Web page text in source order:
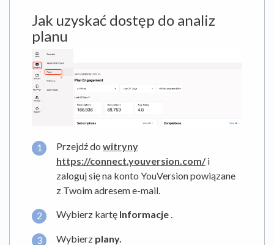
Jak uzyskać dostęp do analiz
planu
Przejdź do witryny
https://connect.youversion.com/i
zaloguj się na konto YouVersion powiązane
z Twoim adresem e-mail.
Wybierz kartę Informacje.
Wybierz plany.